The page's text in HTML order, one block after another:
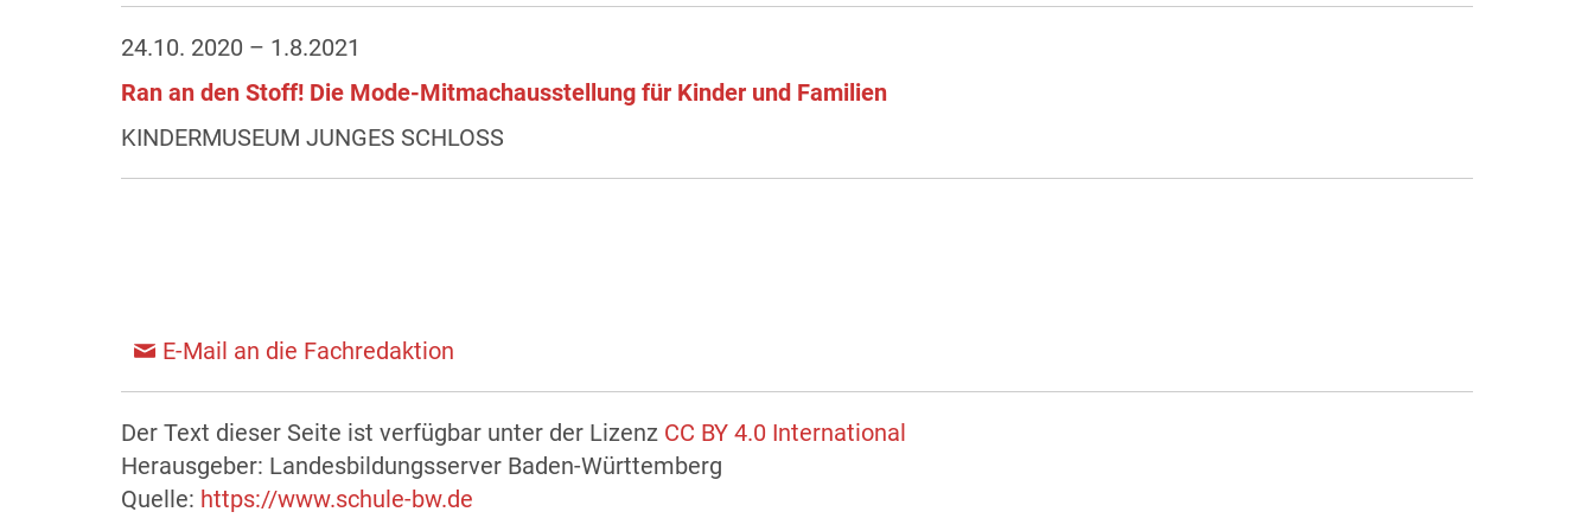
24.10. 2020 – 1.8.2021
Ran an den Stoff! Die Mode-Mitmachausstellung für Kinder und Familien
KINDERMUSEUM JUNGES SCHLOSS
E-Mail an die Fachredaktion
Der Text dieser Seite ist verfügbar unter der Lizenz CC BY 4.0 International
Herausgeber: Landesbildungsserver Baden-Württemberg
Quelle: https://www.schule-bw.de